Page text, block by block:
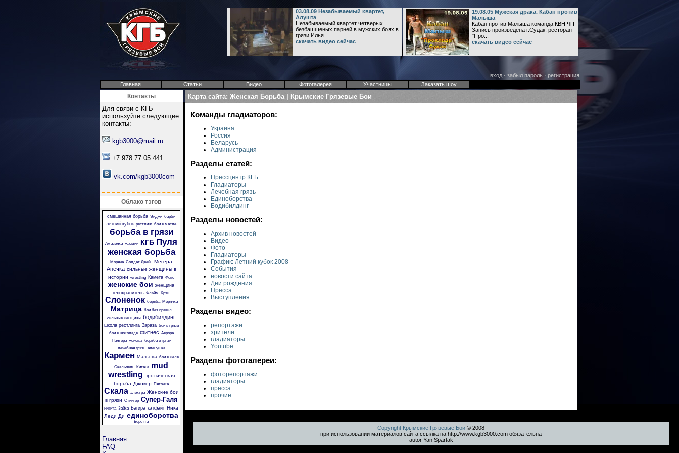
03.08.09 Незабываемый квартет,
Алушта
Незабываемый квартет четверых
безбашшеных парней в мужских боях в
грязи Илья ...
скачать видео сейчас
19.08.05 Мужская драка. Кабан против
Малыша
Кабан против Малыша команда КВН ЧП
Запись произведена г.Судак, ресторан
"Про...
скачать видео сейчас
вход· забыл пароль· регистрация
Главная
Статьи Видео Фотогалерея Участницы Заказать шоу
Контакты
Для связи с КГБ
используйте следующие
контакты:
kgb3000@mail.ru
+7 978 77 05 441
vk.com/kgb3000com
Облако тэгов
смешанная борьба Энджи барби
летний кубок рестлинг бои в масле
борьба в грязи
Амазонка жасмин КГБ Пуля
женская борьба
Моряча Солдат Джейн Мегера
Анечка сильные женщины в
истории wrestling Камета Фокс
женские бои женщина
телохранитель Флэйм Крэш
Слоненок борьба Морячка
Матрица бои без правил
сильные женщины бодибилдинг
школа рестлинга Зараза бои в грязи
бои в шоколаде фитнес Аврора
Пантера женская борьба в грязи
лечебная грязь аленушка
Кармен Малышка бои в желе
Скальпель Китана mud
wrestling эротическая
борьба Джокер Пяточка
Скала электра Женские бои
в грязи Стингер Супер-Галя
никита Зайка Багира кэтфайт Ника
Леди Ди единоборства
Беретта
Главная
FAQ
Карта сайта: Женская Борьба | Крымские Грязевые Бои
Команды гладиаторов:
Украина
Россия
Беларусь
Администрация
Разделы статей:
Прессцентр КГБ
Гладиаторы
Лечебная грязь
Единоборства
Бодибилдинг
Разделы новостей:
Архив новостей
Видео
Фото
Гладиаторы
График: Летний кубок 2008
События
новости сайта
Дни рождения
Пресса
Выступления
Разделы видео:
репортажи
зрители
гладиаторы
Youtube
Разделы фотогалереи:
фоторепортажи
гладиаторы
пресса
прочие
Copyright Крымские Грязевые Бои © 2008
при использовании материалов сайта ссылка на http://www.kgb3000.com обязательна
autor Yan Spartak